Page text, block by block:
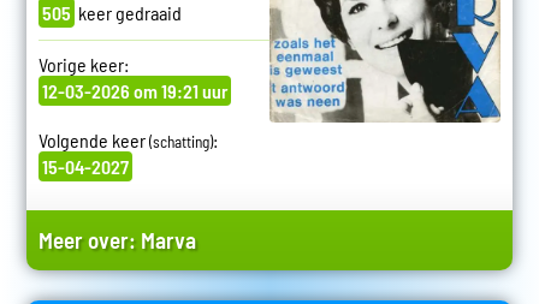
505 keer gedraaid
Vorige keer:
12-03-2026 om 19:21 uur
Volgende keer(schatting):
15-04-2027
Meer over: Marva